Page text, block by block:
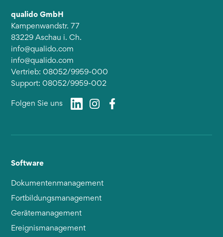
qualido GmbH
Kampenwandstr. 77
83229 Aschau i. Ch.
info@qualido.com
info@qualido.com
Vertrieb: 08052/9959-000
Support: 08052/9959-002
Folgen Sie uns
Software
Dokumentenmanagement
Fortbildungsmanagement
Gerätemanagement
Ereignismanagement